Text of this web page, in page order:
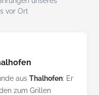
vor Ort
aus Thalhofen: Er
zum Grillen